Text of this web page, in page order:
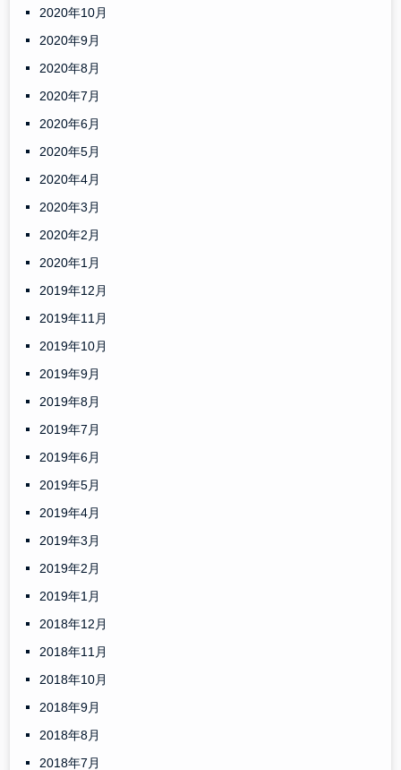
2020年10月
2020年9月
2020年8月
2020年7月
2020年6月
2020年5月
2020年4月
2020年3月
2020年2月
2020年1月
2019年12月
2019年11月
2019年10月
2019年9月
2019年8月
2019年7月
2019年6月
2019年5月
2019年4月
2019年3月
2019年2月
2019年1月
2018年12月
2018年11月
2018年10月
2018年9月
2018年8月
2018年7月